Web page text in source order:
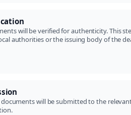
will be verified for authenticity. This
authorities or the issuing body of the
will be submitted to the